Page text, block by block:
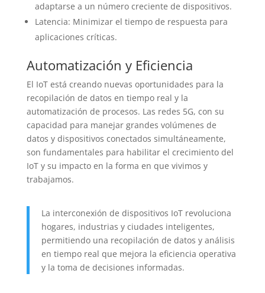
adaptarse a un número creciente de dispositivos.
Latencia: Minimizar el tiempo de respuesta para
aplicaciones críticas.
Automatización y Eficiencia
El IoT está creando nuevas oportunidades para la
recopilación de datos en tiempo real y la
automatización de procesos. Las redes 5G, con su
capacidad para manejar grandes volúmenes de
datos y dispositivos conectados simultáneamente,
son fundamentales para habilitar el crecimiento del
IoT y su impacto en la forma en que vivimos y
trabajamos.
La interconexión de dispositivos IoT revoluciona
hogares, industrias y ciudades inteligentes,
permitiendo una recopilación de datos y análisis
en tiempo real que mejora la eficiencia operativa
y la toma de decisiones informadas.